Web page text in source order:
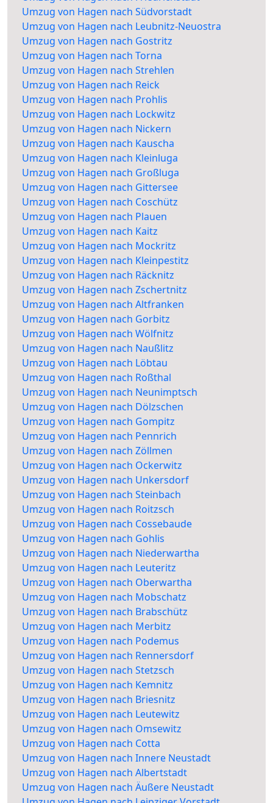
Umzug von Hagen nach Südvorstadt
Umzug von Hagen nach Leubnitz-Neuostra
Umzug von Hagen nach Gostritz
Umzug von Hagen nach Torna
Umzug von Hagen nach Strehlen
Umzug von Hagen nach Reick
Umzug von Hagen nach Prohlis
Umzug von Hagen nach Lockwitz
Umzug von Hagen nach Nickern
Umzug von Hagen nach Kauscha
Umzug von Hagen nach Kleinluga
Umzug von Hagen nach Großluga
Umzug von Hagen nach Gittersee
Umzug von Hagen nach Coschütz
Umzug von Hagen nach Plauen
Umzug von Hagen nach Kaitz
Umzug von Hagen nach Mockritz
Umzug von Hagen nach Kleinpestitz
Umzug von Hagen nach Räcknitz
Umzug von Hagen nach Zschertnitz
Umzug von Hagen nach Altfranken
Umzug von Hagen nach Gorbitz
Umzug von Hagen nach Wölfnitz
Umzug von Hagen nach Naußlitz
Umzug von Hagen nach Löbtau
Umzug von Hagen nach Roßthal
Umzug von Hagen nach Neunimptsch
Umzug von Hagen nach Dölzschen
Umzug von Hagen nach Gompitz
Umzug von Hagen nach Pennrich
Umzug von Hagen nach Zöllmen
Umzug von Hagen nach Ockerwitz
Umzug von Hagen nach Unkersdorf
Umzug von Hagen nach Steinbach
Umzug von Hagen nach Roitzsch
Umzug von Hagen nach Cossebaude
Umzug von Hagen nach Gohlis
Umzug von Hagen nach Niederwartha
Umzug von Hagen nach Leuteritz
Umzug von Hagen nach Oberwartha
Umzug von Hagen nach Mobschatz
Umzug von Hagen nach Brabschütz
Umzug von Hagen nach Merbitz
Umzug von Hagen nach Podemus
Umzug von Hagen nach Rennersdorf
Umzug von Hagen nach Stetzsch
Umzug von Hagen nach Kemnitz
Umzug von Hagen nach Briesnitz
Umzug von Hagen nach Leutewitz
Umzug von Hagen nach Omsewitz
Umzug von Hagen nach Cotta
Umzug von Hagen nach Innere Neustadt
Umzug von Hagen nach Albertstadt
Umzug von Hagen nach Äußere Neustadt